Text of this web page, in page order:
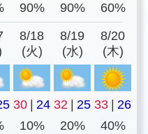
90% 90% 60%
8/18
(火)
8/19
(水)
8/20
(木)
30 24 32 25 33
26
10% 20%
40%